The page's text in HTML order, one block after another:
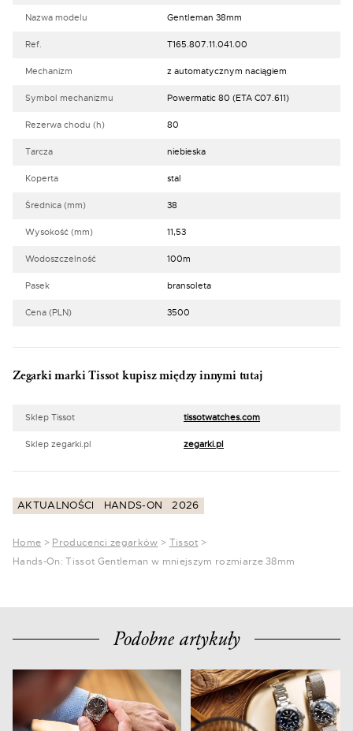
Nazwa modelu Gentleman 38mm
Ref. T165.807.11.041.00
Mechanizm z automatycznym naciągiem
Symbol mechanizmu Powermatic 80 (ETA C07.611)
Rezerwa chodu (h) 80
Tarcza niebieska
Koperta stal
Średnica (mm) 38
Wysokość (mm) 11,53
Wodoszczelność 100m
Pasek bransoleta
Cena (PLN) 3500
Zegarki marki Tissot kupisz między innymi tutaj
Sklep Tissot tissotwatches.com
Sklep zegarki.pl zegarki.pl
AKTUALNOŚCI HANDS-ON 2026
Home > Producenci zegarków > Tissot >
Hands-On: Tissot Gentleman w mniejszym rozmiarze 38mm
Podobne artykuły